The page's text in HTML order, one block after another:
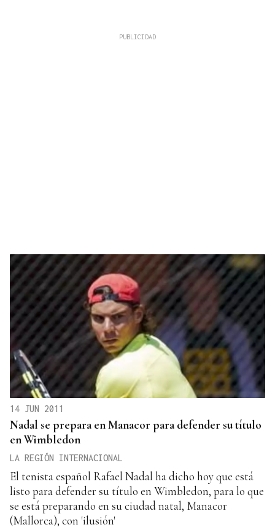
14 JUN 2011
Nadal se prepara en Manacor para defender su título
en Wimbledon
LA REGIÓN INTERNACIONAL
El tenista español Rafael Nadal ha dicho hoy que está
listo para defender su título en Wimbledon, para lo que
se está preparando en su ciudad natal, Manacor
(Mallorca), con 'ilusión'